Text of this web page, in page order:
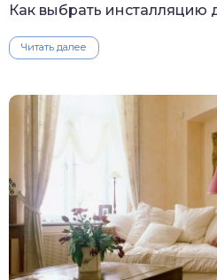
Как выбрать инсталляцию
Читать далее